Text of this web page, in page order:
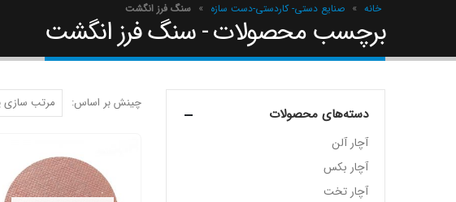
خانه » صنایع دستی- کاردستی-دست سازه » سنگ فرز انگشت
برچسب محصولات - سنگ فرز انگشت
چینش بر اساس:
دسته‌های محصولات
آچار آلن
آچار بکس
آچار تخت